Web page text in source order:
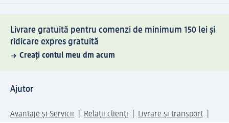
Livrare gratuită pentru comenzi de minimum 150 lei și
ridicare expres gratuită
Creați contul meu dm acum
Ajutor
Avantaje și Servicii Relații clienți
Livrare și transport